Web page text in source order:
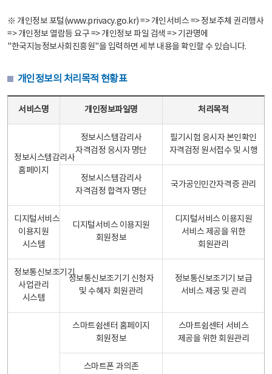
※ 개인정보 포털(www.privacy.go.kr) => 개인서비스 => 정보주체 권리행사
=> 개인정보 열람등 요구 => 개인정보 파일 검색 => 기관명에
"한국지능정보사회진흥원"을 입력하면 세부 내용을 확인할 수 있습니다.
개인정보의 처리목적 현황표
서비스명 개인정보파일명 처리목적
정보시스템감리사
홈페이지
정보시스템감리사
자격검정 응시자 명단
필기시험 응시자 본인확인
자격검정 원서접수 및 시행
정보시스템감리사
자격검정 합격자 명단
국가공인민간자격증 관리
디지털서비스
이용지원
시스템
디지털서비스 이용지원
회원정보
디지털서비스 이용지원
서비스 제공을 위한
회원관리
정보통신보조기기
사업관리
시스템
정보통신보조기기 신청자
및 수혜자 회원관리
정보통신보조기기 보급
서비스 제공 및 관리
스마트쉼센터 홈페이지
회원정보
스마트쉼센터 서비스
제공을 위한 회원관리
스마트폰 과의존